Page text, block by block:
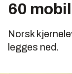
60
Norsk
legges ned.